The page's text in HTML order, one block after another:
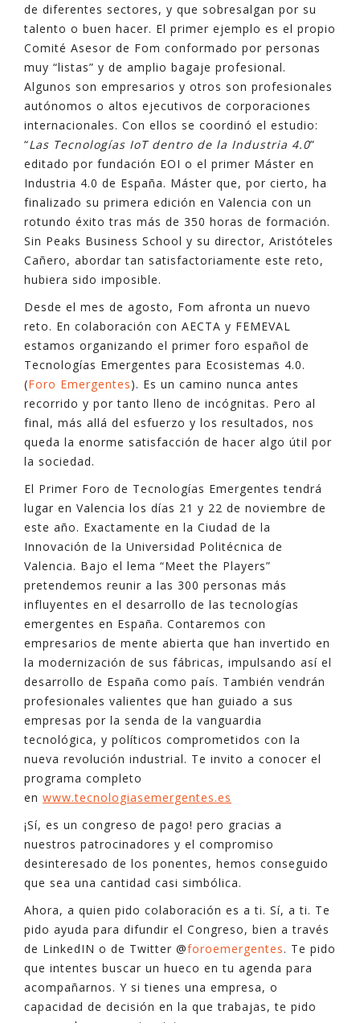
de diferentes sectores, y que sobresalgan por su
talento o buen hacer. El primer ejemplo es el propio
Comité Asesor de Fom conformado por personas
muy “listas” y de amplio bagaje profesional.
Algunos son empresarios y otros son profesionales
autónomos o altos ejecutivos de corporaciones
internacionales. Con ellos se coordinó el estudio:
“Las Tecnologías IoT dentro de la Industria 4.0”
editado por fundación EOI o el primer Máster en
Industria 4.0 de España. Máster que, por cierto, ha
finalizado su primera edición en Valencia con un
rotundo éxito tras más de 350 horas de formación.
Sin Peaks Business School y su director, Aristóteles
Cañero, abordar tan satisfactoriamente este reto,
hubiera sido imposible.
Desde el mes de agosto, Fom afronta un nuevo
reto. En colaboración con AECTA y FEMEVAL
estamos organizando el primer foro español de
Tecnologías Emergentes para Ecosistemas 4.0.
(Foro Emergentes). Es un camino nunca antes
recorrido y por tanto lleno de incógnitas. Pero al
final, más allá del esfuerzo y los resultados, nos
queda la enorme satisfacción de hacer algo útil por
la sociedad.
El Primer Foro de Tecnologías Emergentes tendrá
lugar en Valencia los días 21 y 22 de noviembre de
este año. Exactamente en la Ciudad de la
Innovación de la Universidad Politécnica de
Valencia. Bajo el lema “Meet the Players”
pretendemos reunir a las 300 personas más
influyentes en el desarrollo de las tecnologías
emergentes en España. Contaremos con
empresarios de mente abierta que han invertido en
la modernización de sus fábricas, impulsando así el
desarrollo de España como país. También vendrán
profesionales valientes que han guiado a sus
empresas por la senda de la vanguardia
tecnológica, y políticos comprometidos con la
nueva revolución industrial. Te invito a conocer el
programa completo
en www.tecnologiasemergentes.es
¡Sí, es un congreso de pago! pero gracias a
nuestros patrocinadores y el compromiso
desinteresado de los ponentes, hemos conseguido
que sea una cantidad casi simbólica.
Ahora, a quien pido colaboración es a ti. Sí, a ti. Te
pido ayuda para difundir el Congreso, bien a través
de LinkedIN o de Twitter @foroemergentes. Te pido
que intentes buscar un hueco en tu agenda para
acompañarnos. Y si tienes una empresa, o
capacidad de decisión en la que trabajas, te pido